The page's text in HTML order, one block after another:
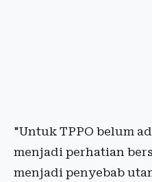
"Untuk TPPO belum
menjadi perhatian
menjadi penyebab